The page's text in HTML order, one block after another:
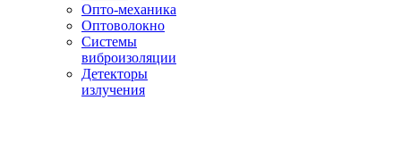
Опто-механика
Оптоволокно
Системы
виброизоляции
Детекторы
излучения